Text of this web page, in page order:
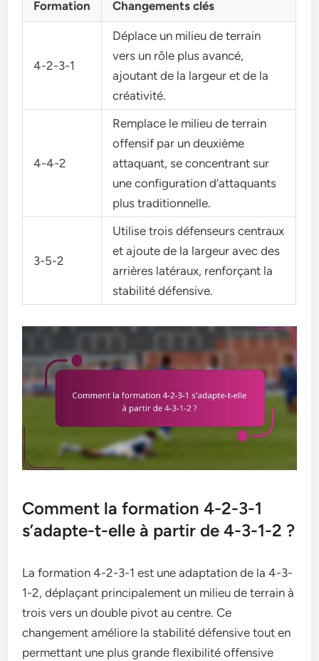
Formation Changements clés
4-2-3-1
Déplace un milieu de terrain
vers un rôle plus avancé,
ajoutant de la largeur et de la
créativité.
4-4-2
Remplace le milieu de terrain
offensif par un deuxième
attaquant, se concentrant sur
une configuration d’attaquants
plus traditionnelle.
3-5-2
Utilise trois défenseurs centraux
et ajoute de la largeur avec des
arrières latéraux, renforçant la
stabilité défensive.
Comment la formation 4-2-3-1
s’adapte-t-elle à partir de 4-3-1-2 ?
La formation 4-2-3-1 est une adaptation de la 4-3-
1-2, déplaçant principalement un milieu de terrain à
trois vers un double pivot au centre. Ce
changement améliore la stabilité défensive tout en
permettant une plus grande flexibilité offensive